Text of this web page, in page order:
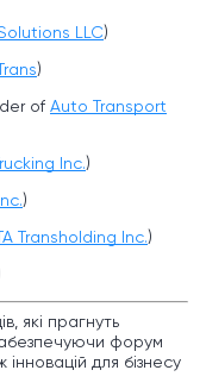
LLC)
)
of Auto Transport
Inc.)
)
Transholding Inc.)
які прагнуть
форум
для бізнесу